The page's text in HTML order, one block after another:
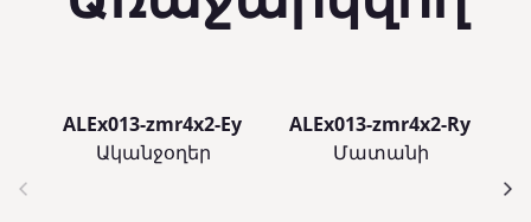
ALEx013-zmr4x2-Ey
Ականջօղեր
ALEx013-zmr4x2-Ry
Մատանի